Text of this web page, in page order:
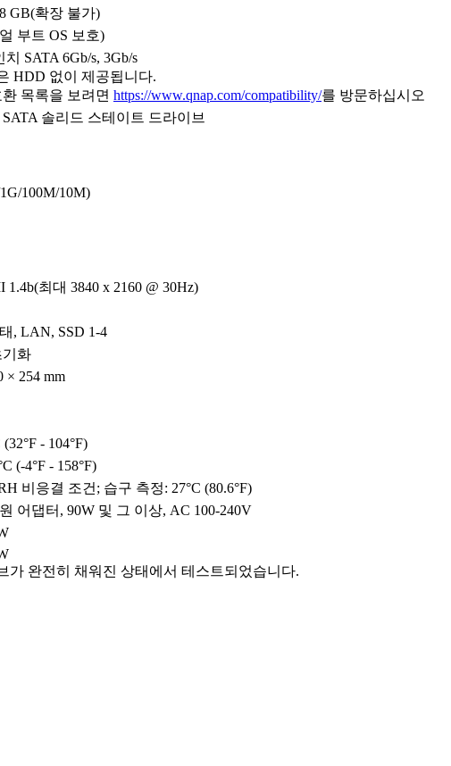
GB(확장 불가)
부트 OS 보호)
치 SATA 6Gb/s, 3Gb/s
HDD 없이 제공됩니다.
목록을 보려면 https://www.qnap.com/compatibility/를 방문하십시오
SATA 솔리드 스테이트 드라이브
100M/10M)
1.4b(최대 3840 x 2160 @ 30Hz)
, LAN, SSD 1-4
기화
× 254 mm
(32°F - 104°F)
(-4°F - 158°F)
비응결 조건; 습구 측정: 27°C (80.6°F)
어댑터, 90W 및 그 이상, AC 100-240V
가 완전히 채워진 상태에서 테스트되었습니다.